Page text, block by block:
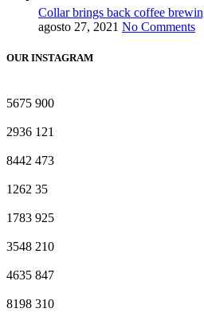
Collar brings back coffee
agosto 27, 2021 No Comments
OUR INSTAGRAM
5675 900
2936 121
8442 473
1262 35
1783 925
3548 210
4635 847
8198 310